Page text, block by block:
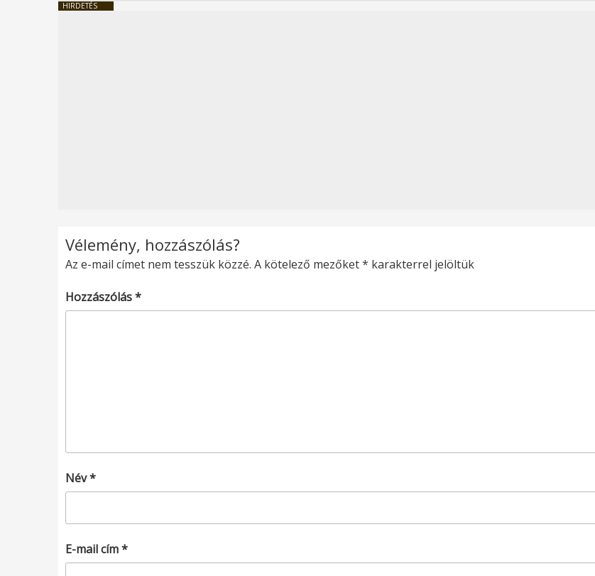
HIRDETÉS
Vélemény, hozzászólás?
Az e-mail címet nem tesszük közzé. A kötelező mezőket* karakterrel jelöltük
Hozzászólás*
Név*
E-mail cím*